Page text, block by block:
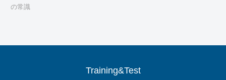
の常識
Training&Test